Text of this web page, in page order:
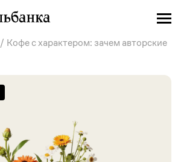
/ Кофе с характером: зачем авторские